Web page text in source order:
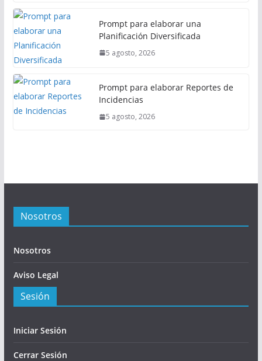
Prompt para elaborar una
Planificación Diversificada
5 agosto, 2026
Prompt para elaborar Reportes de
Incidencias
5 agosto, 2026
Nosotros
Nosotros
Aviso Legal
Sesión
Iniciar Sesión
Cerrar Sesión